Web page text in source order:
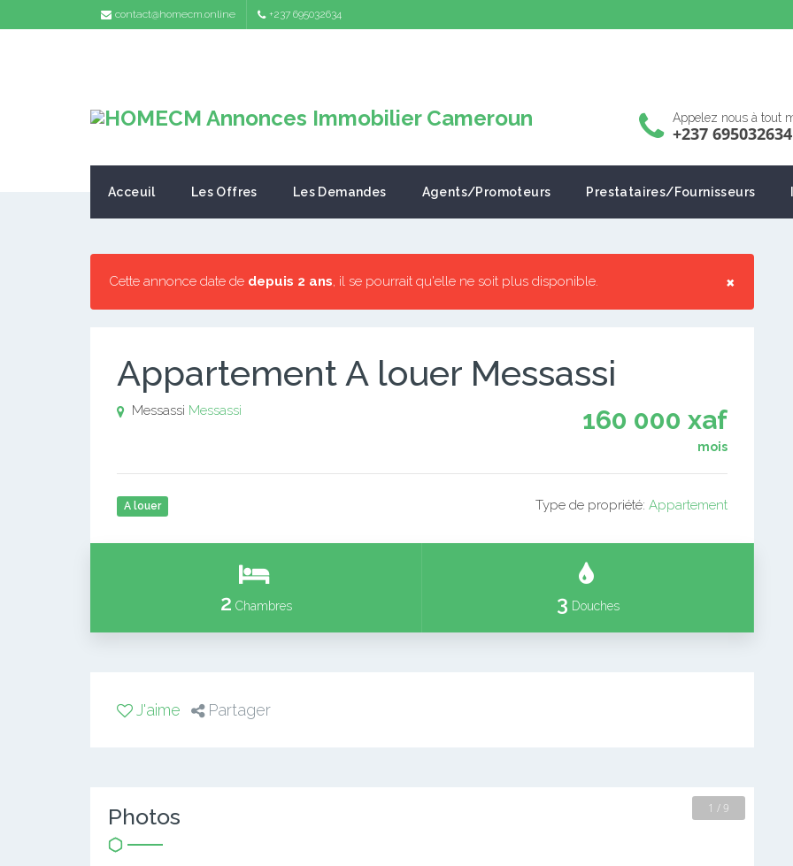
contact@homecm.online +237 695032634
Appelez nous à tout
+237 695032634
Acceuil Les Offres Les Demandes Agents/Promoteurs Prestataires/Fournisseurs
×
Cette annonce date de depuis 2 ans, il se pourrait qu'elle ne soit plus disponible.
Appartement A louer Messassi
160 000 xaf
mois
Messassi Messassi
A louer Type de propriété: Appartement
2 Chambres 3 Douches
J'aime Partager
Photos 2 / 9